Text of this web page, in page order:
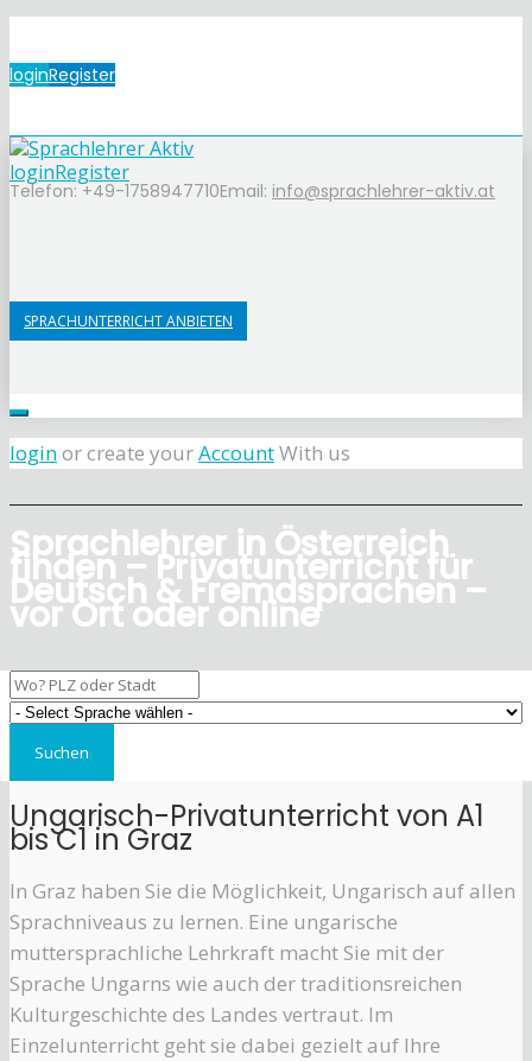
loginRegister
Telefon: +49-1758947710Email: info@sprachlehrer-aktiv.at
loginRegister
SPRACHUNTERRICHT ANBIETEN
loginor create yourAccountWith us
Sprachlehrer in Österreich
finden – Privatunterricht für
Deutsch & Fremdsprachen –
vor Ort oder online
Ungarisch-Privatunterricht von A1
bis C1 in Graz
In Graz haben Sie die Möglichkeit, Ungarisch auf allen
Sprachniveaus zu lernen. Eine ungarische
muttersprachliche Lehrkraft macht Sie mit der
Sprache Ungarns wie auch der traditionsreichen
Kulturgeschichte des Landes vertraut. Im
Einzelunterricht geht sie dabei gezielt auf Ihre